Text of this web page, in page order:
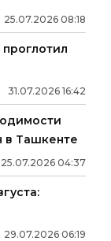
25.07.2026 08:18
31.07.2026 16:42
в Ташкенте
25.07.2026 04:37
29.07.2026 06:19